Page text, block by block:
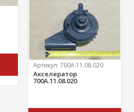
Артикул: 700А.11.08.020
Акселератор
700А.11.08.020